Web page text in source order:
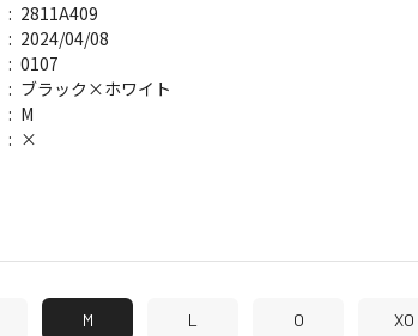
2811A409
2024/04/08
M
0107
×
ブラック×ホワイト
M L O XO